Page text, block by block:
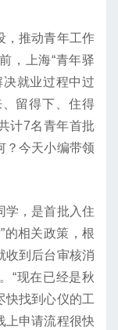
推动青年工作
，上海“青年驿
就业过程中过
留得下、住得
计7名青年首批
？今天小编带领
，是首批入住
的相关政策，根
收到后台审核消
“现在已经是秋
快找到心仪的工
上申请流程很快